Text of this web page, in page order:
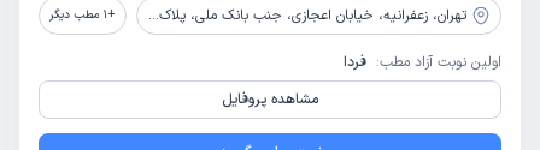
تهران، زعفرانیه، خیابان اعجازی، جنب بانک ملی، پلاک49، طبقه 2، واحد4 +
1 مطب دیگر
اولین نوبت آزاد مطب: فردا
مشاهده پروفایل